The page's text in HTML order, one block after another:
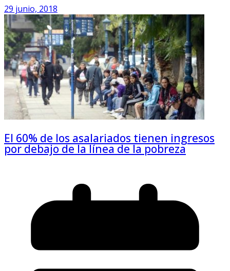
29 junio, 2018
El 60% de los asalariados tienen ingresos
por debajo de la línea de la pobreza